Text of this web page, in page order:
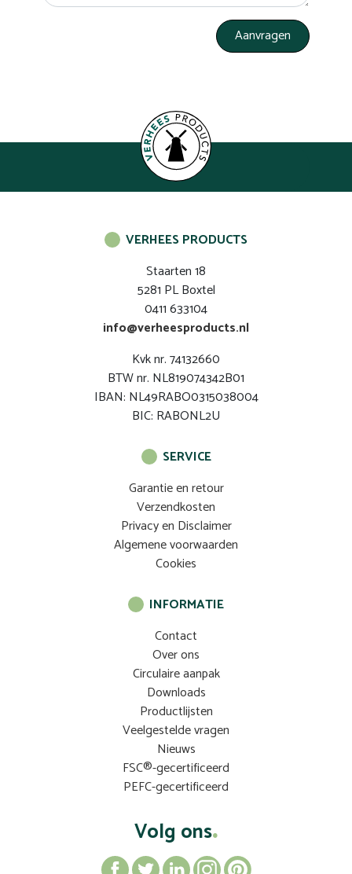
Aanvragen
VERHEES PRODUCTS
Staarten 18
5281 PL Boxtel
0411 633104
info@verheesproducts.nl
Kvk nr. 74132660
BTW nr. NL819074342B01
IBAN: NL49RABO0315038004
BIC: RABONL2U
SERVICE
Garantie en retour
Verzendkosten
Privacy en Disclaimer
Algemene voorwaarden
Cookies
INFORMATIE
Contact
Over ons
Circulaire aanpak
Downloads
Productlijsten
Veelgestelde vragen
Nieuws
FSC®-gecertificeerd
PEFC-gecertificeerd
Volg ons